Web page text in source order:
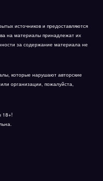
источников и предоставляются
на материалы принадлежат их
за содержание материала не
которые нарушают авторские
организации, пожалуйста,
18+!